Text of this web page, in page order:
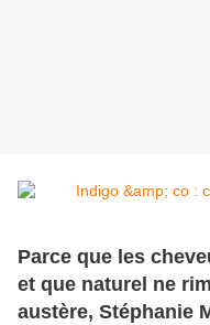
Parce que les
et que naturel ne
austère, Stéphanie